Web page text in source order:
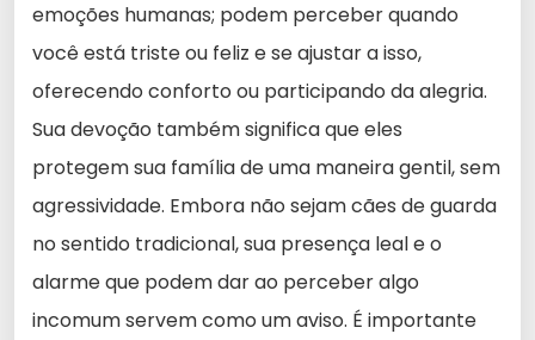
emoções humanas; podem perceber quando
você está triste ou feliz e se ajustar a isso,
oferecendo conforto ou participando da alegria.
Sua devoção também significa que eles
protegem sua família de uma maneira gentil, sem
agressividade. Embora não sejam cães de guarda
no sentido tradicional, sua presença leal e o
alarme que podem dar ao perceber algo
incomum servem como um aviso. É importante